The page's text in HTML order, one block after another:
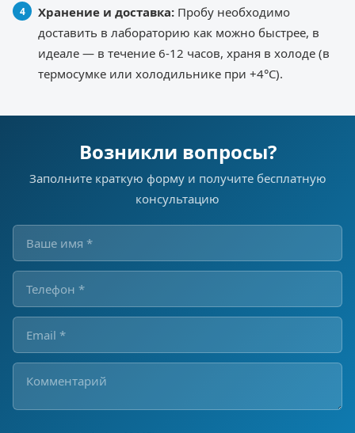
Хранение и доставка: Пробу необходимо
доставить в лабораторию как можно быстрее, в
идеале — в течение 6-12 часов, храня в холоде (в
термосумке или холодильнике при +4°C).
Возникли вопросы?
Заполните краткую форму и получите бесплатную
консультацию